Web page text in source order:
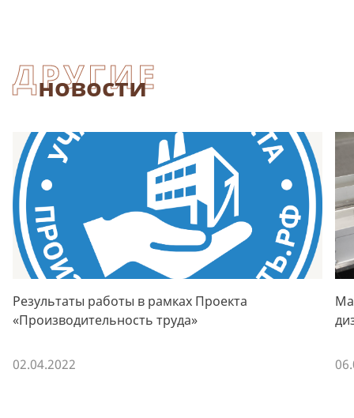
ДРУГИЕ
новости
Результаты работы в рамках Проекта
«Производительность труда»
02.04.2022